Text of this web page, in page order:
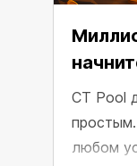
CT Pool
любом